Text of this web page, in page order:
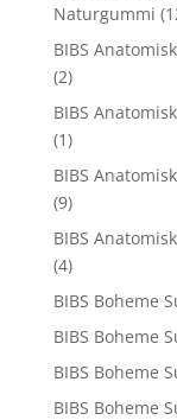
Naturgummi
BIBS
(2)
BIBS
(1)
BIBS
(9)
BIBS
(4)
BIBS Boheme
BIBS Boheme
BIBS Boheme
BIBS Boheme